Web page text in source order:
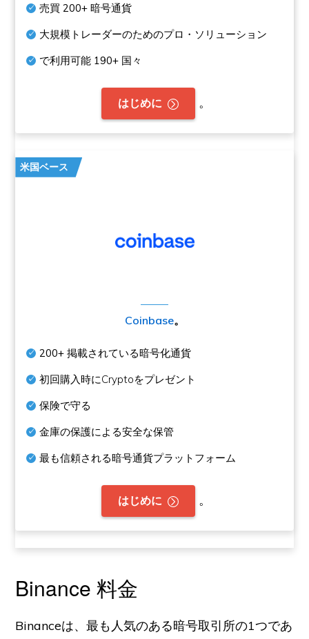
売買200+ 暗号通貨
大規模トレーダーのためのプロ・ソリューション
で利用可能 190+ 国々
はじめに 。
米国ベース
Coinbase。
200+ 掲載されている暗号化通貨
初回購入時にCryptoをプレゼント
保険で守る
金庫の保護による安全な保管
最も信頼される暗号通貨プラットフォーム
はじめに 。
Binance 料金
Binanceは、最も人気のある暗号取引所の1つであ